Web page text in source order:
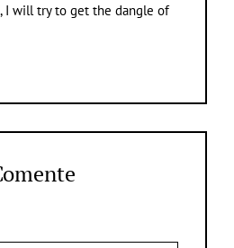
I will try to get the dangle of